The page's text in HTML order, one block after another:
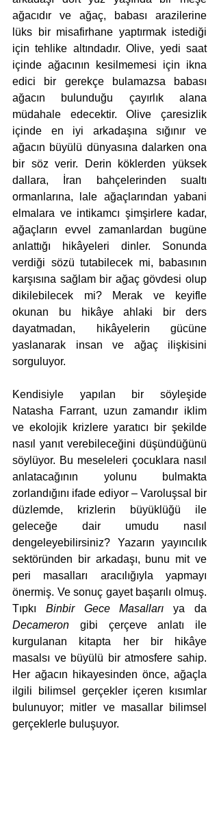
ağacıdır ve ağaç, babası arazilerine
lüks bir misafirhane yaptırmak istediği
için tehlike altındadır. Olive, yedi saat
içinde ağacının kesilmemesi için ikna
edici bir gerekçe bulamazsa babası
ağacın bulunduğu çayırlık alana
müdahale edecektir. Olive çaresizlik
içinde en iyi arkadaşına sığınır ve
ağacın büyülü dünyasına dalarken ona
bir söz verir. Derin köklerden yüksek
dallara, İran bahçelerinden sualtı
ormanlarına, lale ağaçlarından yabani
elmalara ve intikamcı şimşirlere kadar,
ağaçların evvel zamanlardan bugüne
anlattığı hikâyeleri dinler. Sonunda
verdiği sözü tutabilecek mi, babasının
karşısına sağlam bir ağaç gövdesi olup
dikilebilecek mi? Merak ve keyifle
okunan bu hikâye ahlaki bir ders
dayatmadan, hikâyelerin gücüne
yaslanarak insan ve ağaç ilişkisini
sorguluyor.
Kendisiyle yapılan bir söyleşide
Natasha Farrant, uzun zamandır iklim
ve ekolojik krizlere yaratıcı bir şekilde
nasıl yanıt verebileceğini düşündüğünü
söylüyor. Bu meseleleri çocuklara nasıl
anlatacağının yolunu bulmakta
zorlandığını ifade ediyor – Varoluşsal bir
düzlemde, krizlerin büyüklüğü ile
geleceğe dair umudu nasıl
dengeleyebilirsiniz? Yazarın yayıncılık
sektöründen bir arkadaşı, bunu mit ve
peri masalları aracılığıyla yapmayı
önermiş. Ve sonuç gayet başarılı olmuş.
Tıpkı Binbir Gece Masalları
Decameron gibi çerçeve anlatı ile
kurgulanan kitapta her bir hikâye
masalsı ve büyülü bir atmosfere sahip.
Her ağacın hikayesinden önce, ağaçla
ilgili bilimsel gerçekler içeren kısımlar
bulunuyor; mitler ve masallar bilimsel
gerçeklerle buluşuyor.